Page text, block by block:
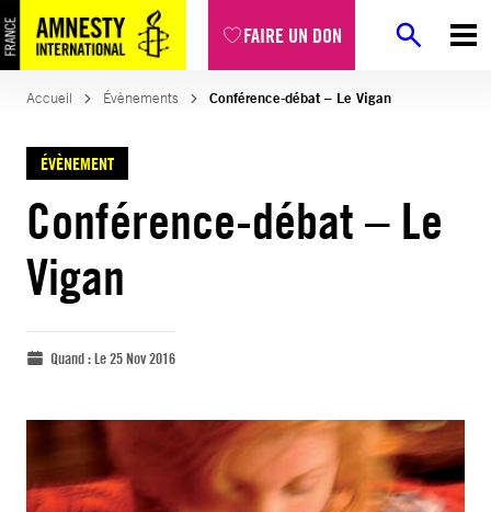
FAIRE UN DON
Accueil Évènements Conférence-débat – Le Vigan
ÉVÈNEMENT
Conférence-débat – Le
Vigan
Quand :Le 25 Nov 2016